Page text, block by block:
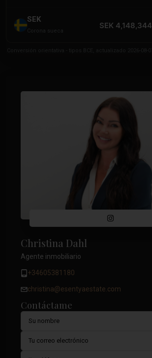
SEK
Corona sueca
SEK 4,148,344
Christina Dahl
Agente inmobiliario
+34605381180
christina@esentyaestate.com
Contáctame